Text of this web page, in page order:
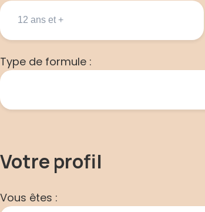
Type de formule :
Votre profil
Vous êtes :